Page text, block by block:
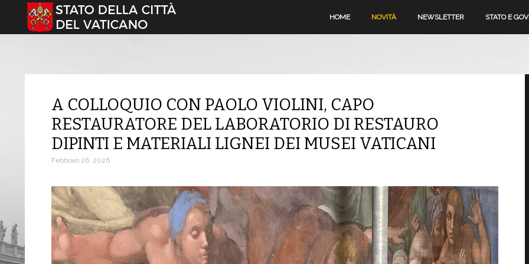
Seleziona la tua lingua HOME NOVITÀ NEWSLETTER STATO E
A COLLOQUIO CON PAOLO VIOLINI, CAPO
RESTAURATORE DEL LABORATORIO DI RESTAURO
DIPINTI E MATERIALI LIGNEI DEI MUSEI VATICANI
Febbraio 26, 2026